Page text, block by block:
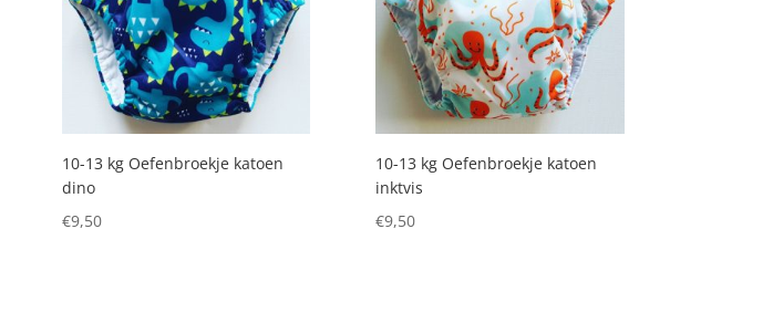
10-13 kg Oefenbroekje katoen
dino
€9,50
10-13 kg Oefenbroekje katoen
inktvis
€9,50